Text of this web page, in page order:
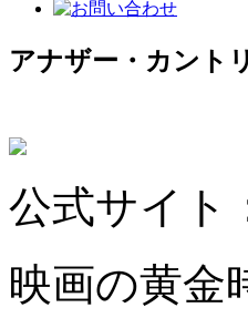
アナザー・カント
公式サイト
映画の黄金